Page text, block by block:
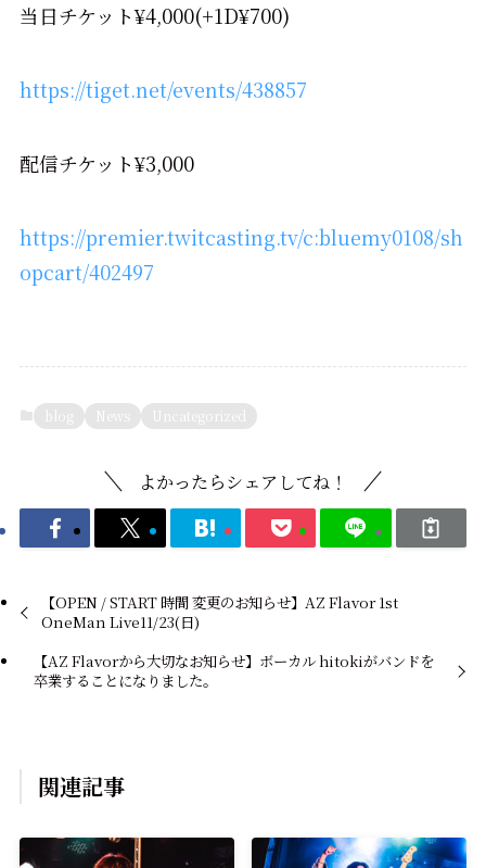
当日チケット¥4,000(+1D¥700)
https://tiget.net/events/438857
配信チケット¥3,000
https://premier.twitcasting.tv/c:bluemy0108/sh
opcart/402497
blog News Uncategorized
よかったらシェアしてね！
【OPEN / START 時間 変更のお知らせ】AZ Flavor 1st
OneMan Live11/23(日)
【AZ Flavorから大切なお知らせ】ボーカル hitokiがバンドを
卒業することになりました。
関連記事